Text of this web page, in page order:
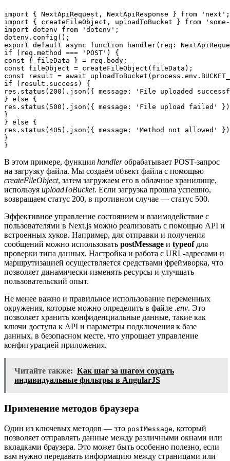
import { NextApiRequest, NextApiResponse } from 'next';
import { createFileObject, uploadToBucket } from
import dotenv from 'dotenv';
dotenv.config();
export default async function handler(req:
if (req.method === 'POST') {
const { fileData } = req.body;
const fileObject = createFileObject(fileData);
const result = await
if (result.success) {
res.status(200).json({ message: 'File uploaded
} else {
res.status(500).json({ message: 'File upload failed'
}
} else {
res.status(405).json({ message: 'Method not allowed'
}
В этом примере, функция handlerобрабатывает POST-запрос
на загрузку файла. Мы создаём объект файла с помощью
createFileObject, затем загружаем его в облачное хранилище,
используя uploadToBucket. Если загрузка прошла успешно,
возвращаем статус 200, в противном случае — статус 500.
Эффективное управление состоянием и взаимодействие с
пользователями в Next.js можно реализовать с помощью API и
встроенных хуков. Например, для отправки и получения
сообщений можно использовать postMessage и typeofдля
проверки типа данных. Настройка и работа с URL-адресами и
маршрутизацией осуществляется средствами фреймворка, что
позволяет динамически изменять ресурсы и улучшать
пользовательский опыт.
Не менее важно и правильное использование переменных
окружения, которые можно определить в файле .env. Это
позволяет хранить конфиденциальные данные, такие как
ключи доступа к API и параметры подключения к базе
данных, в безопасном месте, что упрощает управление
конфигурацией приложения.
Читайте также: Как шаг за шагом создать
индивидуальные фильтры в AngularJS
Применение методов браузера
Один из ключевых методов — это postMessage, который
позволяет отправлять данные между различными окнами или
вкладками браузера. Это может быть особенно полезно, если
вам нужно передавать информацию между страницами или